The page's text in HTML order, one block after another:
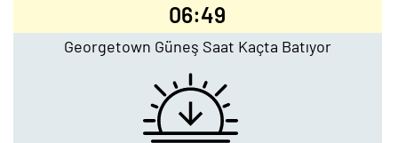
06:49
Georgetown Güneş Saat Kaçta Batıyor